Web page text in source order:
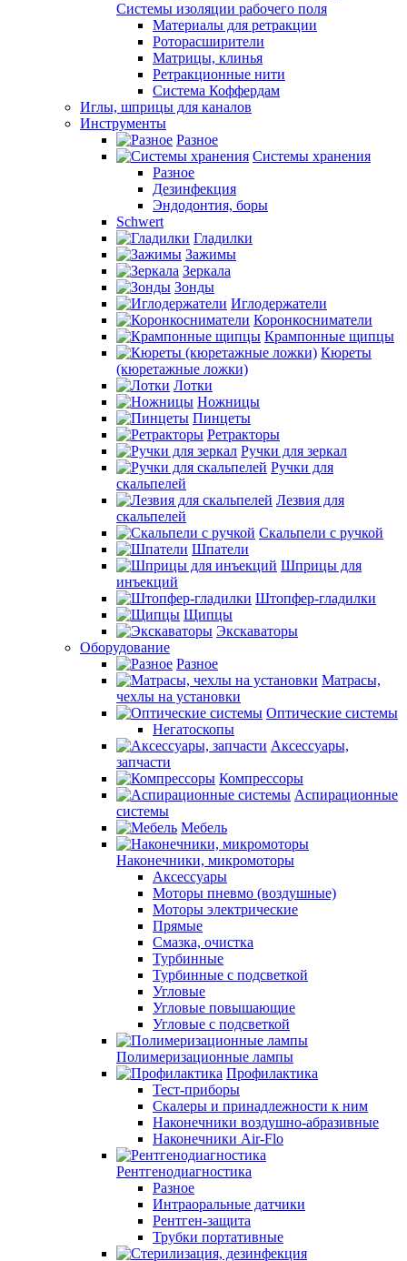
Системы изоляции рабочего поля
Материалы для ретракции
Роторасширители
Матрицы, клинья
Ретракционные нити
Система Коффердам
Иглы, шприцы для каналов
Инструменты
Разное
Системы хранения
Разное
Дезинфекция
Эндодонтия, боры
Schwert
Гладилки
Зажимы
Зеркала
Зонды
Иглодержатели
Коронкосниматели
Крампонные щипцы
Кюреты
(кюретажные ложки)
Лотки
Ножницы
Пинцеты
Ретракторы
Ручки для зеркал
Ручки для
скальпелей
Лезвия для
скальпелей
Скальпели с ручкой
Шпатели
Шприцы для
инъекций
Штопфер-гладилки
Щипцы
Экскаваторы
Оборудование
Разное
Матрасы,
чехлы на установки
Оптические системы
Негатоскопы
Аксессуары,
запчасти
Компрессоры
Аспирационные
системы
Мебель
Наконечники, микромоторы
Аксессуары
Моторы пневмо (воздушные)
Моторы электрические
Прямые
Смазка, очистка
Турбинные
Турбинные с подсветкой
Угловые
Угловые повышающие
Угловые с подсветкой
Полимеризационные лампы
Профилактика
Тест-приборы
Скалеры и принадлежности к ним
Наконечники воздушно-абразивные
Наконечники Air-Flo
Рентгенодиагностика
Разное
Интраоральные датчики
Рентген-защита
Трубки портативные